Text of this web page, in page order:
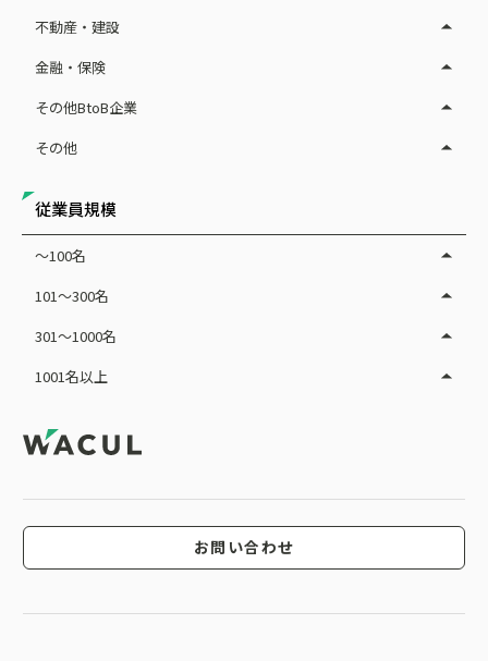
不動産・建設
金融・保険
その他BtoB企業
その他
従業員規模
～100名
101～300名
301～1000名
1001名以上
お問い合わせ